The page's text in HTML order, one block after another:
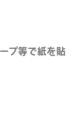
プ等で紙を貼